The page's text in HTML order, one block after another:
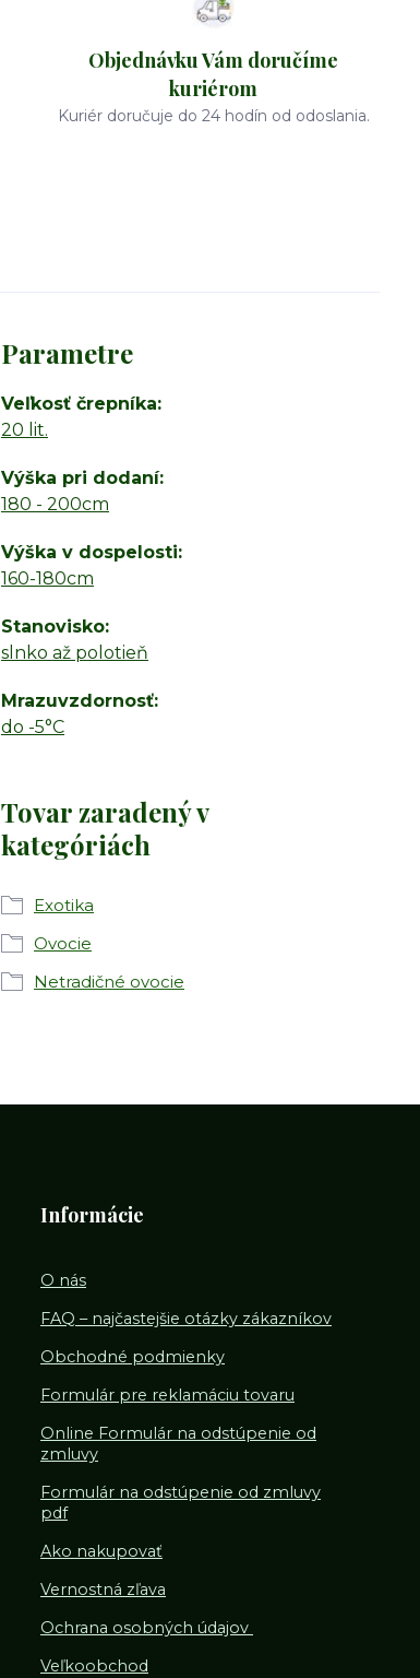
Objednávku Vám doručíme
kuriérom
Kuriér doručuje do 24 hodín od odoslania.
Parametre
Veľkosť črepníka
20 lit.
Výška pri dodaní
180 - 200cm
Výška v dospelosti
160-180cm
Stanovisko
slnko až polotieň
Mrazuvzdornosť
do -5°C
Tovar zaradený v
kategóriách
Exotika
Ovocie
Netradičné ovocie
Informácie
O nás
FAQ – najčastejšie otázky zákazníkov
Obchodné podmienky
Formulár pre reklamáciu tovaru
Online Formulár na odstúpenie od
zmluvy
Formulár na odstúpenie od zmluvy
pdf
Ako nakupovať
Vernostná zľava
Ochrana osobných údajov
Veľkoobchod